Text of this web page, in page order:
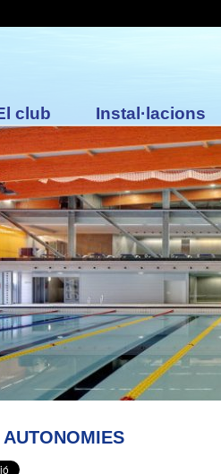
club Instal·lacions